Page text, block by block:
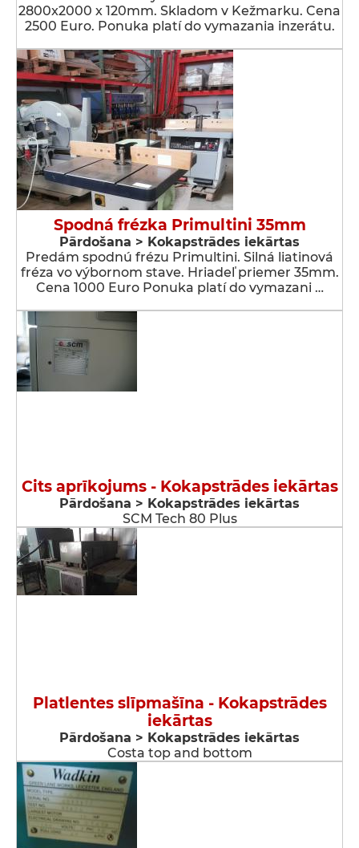
2800x2000 x 120mm. Skladom v Kežmarku. Cena
2500 Euro. Ponuka platí do vymazania inzerátu.
Spodná frézka Primultini 35mm
Pārdošana > Kokapstrādes iekārtas
Predám spodnú frézu Primultini. Silná liatinová
fréza vo výbornom stave. Hriadeľ priemer 35mm.
Cena 1000 Euro Ponuka platí do vymazani …
Cits aprīkojums - Kokapstrādes iekārtas
Pārdošana > Kokapstrādes iekārtas
SCM Tech 80 Plus
Platlentes slīpmašīna - Kokapstrādes
iekārtas
Pārdošana > Kokapstrādes iekārtas
Costa top and bottom